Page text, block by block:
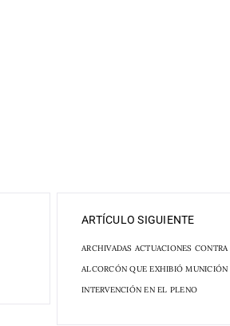
ARTÍCULO SIGUIENTE
ARCHIVADAS ACTUACIONES
ALCORCÓN QUE EXHIBIÓ MUNICIÓN
INTERVENCIÓN EN EL PLENO